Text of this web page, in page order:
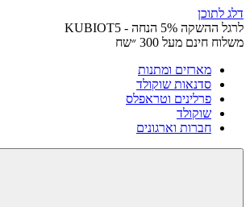
דלג לתוכן
לרגל ההשקה 5% הנחה - KUBIOT5
משלוח חינם מעל 300 ״שח
מארזים ומתנות
סדנאות שוקולד
פרלינים וטראפלס
שוקולד
חברות וארגונים